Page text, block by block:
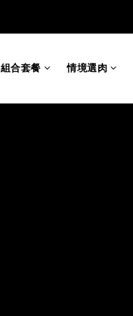
組合套餐 情境選肉